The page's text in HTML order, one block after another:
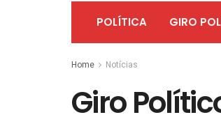
POLÍTICA GIRO
Home Notícias
Giro